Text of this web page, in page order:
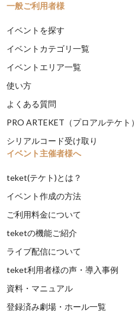
一般ご利用者様
イベントを探す
イベントカテゴリ一覧
イベントエリア一覧
使い方
よくある質問
PRO ARTEKET（プロアルテケト）
シリアルコード受け取り
イベント主催者様へ
teket(テケト)とは？
イベント作成の方法
ご利用料金について
teketの機能ご紹介
ライブ配信について
teket利用者様の声・導入事例
資料・マニュアル
登録済み劇場・ホール一覧